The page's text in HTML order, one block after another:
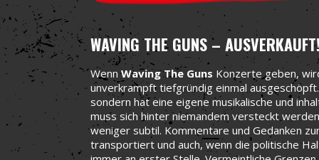
WAVING THE GUNS –
Wenn Waving The Guns Konzerte geben,
unverkrampft tiefgründig einmal
sondern hat eine eigene musikalische und
muss sich hinter niemandem versteckt
weniger subtil. Kommentare und Gedanken
transportiert und auch, wenn die politische